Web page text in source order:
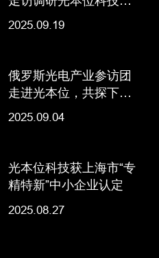
行业领军企业
2025.09.19
俄罗斯光电产业参访团
走进光本位，共探下一
代AI算力变革
2025.09.04
光本位科技获上海市“专
精特新”中小企业认定
2025.08.27